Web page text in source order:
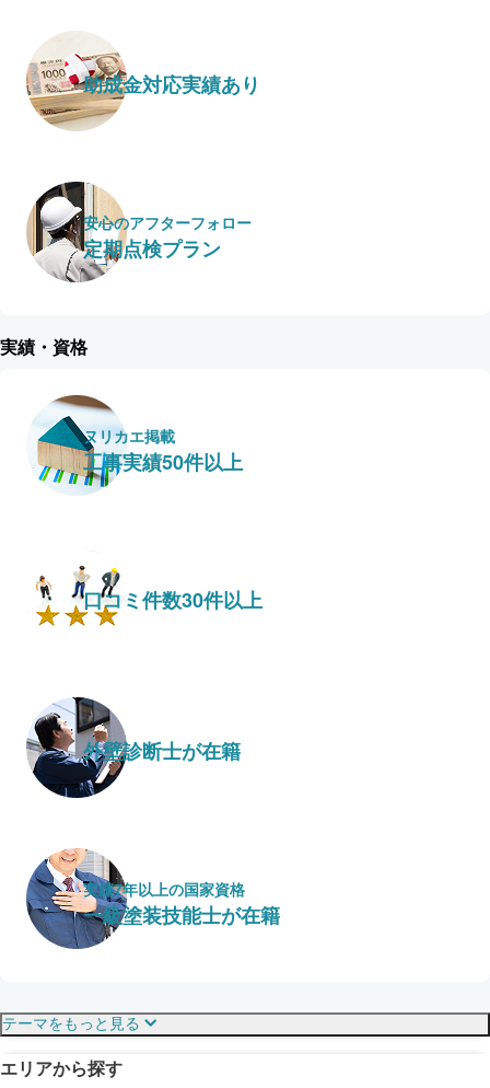
助成金対応実績あり
安心のアフターフォロー
定期点検プラン
実績・資格
ヌリカエ掲載
工事実績50件以上
口コミ件数30件以上
外壁診断士が在籍
実績7年以上の国家資格
一級塗装技能士が在籍
テーマをもっと見る
エリアから探す